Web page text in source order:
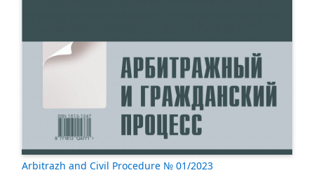
Arbitrazh and Civil Procedure № 01/2023